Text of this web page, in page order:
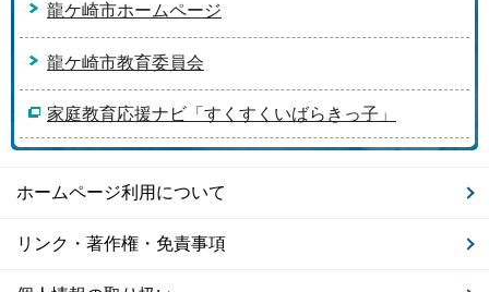
龍ケ崎市ホームページ
龍ケ崎市教育委員会
家庭教育応援ナビ「すくすくいばらきっ子」
ホームページ利用について
リンク・著作権・免責事項